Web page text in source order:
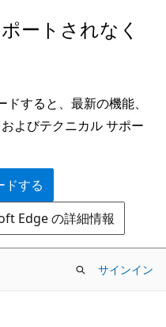
ートされなく
すると、最新の機能、
よびテクニカル サポー
する
Edge の詳細情報
サインイン